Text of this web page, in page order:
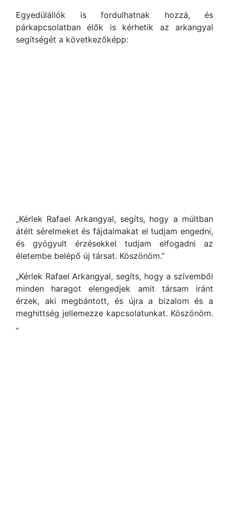
Egyedülállók is fordulhatnak hozzá, és
párkapcsolatban élők is kérhetik az arkangyal
segítségét a következőképp:
„Kérlek Rafael Arkangyal, segíts, hogy a múltban
átélt sérelmeket és fájdalmakat el tudjam engedni,
és gyógyult érzésekkel tudjam elfogadni az
életembe belépő új társat. Köszönöm.”
„Kérlek Rafael Arkangyal, segíts, hogy a szívemből
minden haragot elengedjek amit társam iránt
érzek, aki megbántott, és újra a bizalom és a
meghittség jellemezze kapcsolatunkat. Köszönöm.
„